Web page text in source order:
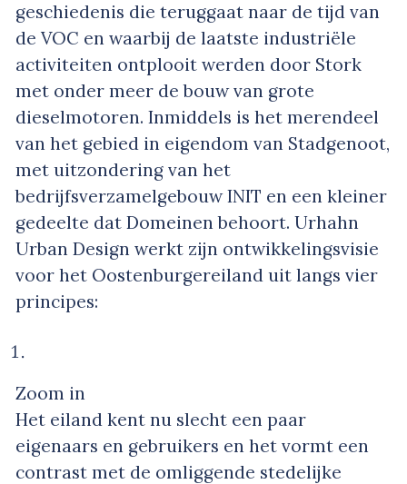
geschiedenis die teruggaat naar de tijd van
de VOC en waarbij de laatste industriële
activiteiten ontplooit werden door Stork
met onder meer de bouw van grote
dieselmotoren. Inmiddels is het merendeel
van het gebied in eigendom van Stadgenoot,
met uitzondering van het
bedrijfsverzamelgebouw INIT en een kleiner
gedeelte dat Domeinen behoort. Urhahn
Urban Design werkt zijn ontwikkelingsvisie
voor het Oostenburgereiland uit langs vier
principes:
Zoom in
Het eiland kent nu slecht een paar
eigenaars en gebruikers en het vormt een
contrast met de omliggende stedelijke